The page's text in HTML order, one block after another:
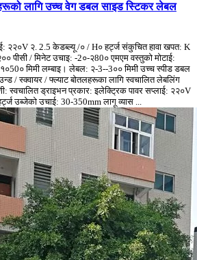
लागि उच्च वेग डबल साइड स्टिकर लेबल
२२०V २. 2.5 केडब्ल्यू /० / H० हर्ट्ज संकुचित हावा खपत: K
पीसी / मिनेट उचाइ: -2०-२80० एमएम वस्तुको मोटाई:
मिमी लम्बाइ। लेबल: २-3--3०० मिमी उच्च स्पीड डबल
/ स्क्वायर / फ्ल्याट बोतलहरूका लागि स्वचालित लेबलिंग
स्वचालित ड्राइभन प्रकार: इलेक्ट्रिक पावर सप्लाई: २२०V
उब्जेको उचाई: 30-350mm लागू व्यास ...